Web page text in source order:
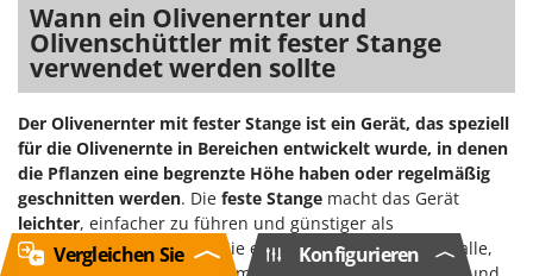
Wann ein Olivenernter und
Olivenschüttler mit fester Stange
verwendet werden sollte
Der Olivenernter mit fester Stange ist ein Gerät, das speziell
für die Olivenernte in Bereichen entwickelt wurde, in denen
die Pflanzen eine begrenzte Höhe haben oder regelmäßig
geschnitten werden. Die feste Stange macht das Gerät
leichter, einfacher zu führen und günstiger als
teleskopierbare Modelle. Sie eignet sich besonders für alle,
Konfigurieren
Vergleichen Sie